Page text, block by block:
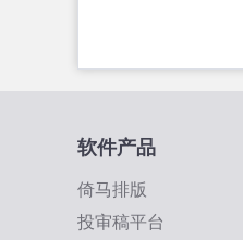
软件产品
倚马排版
投审稿平台